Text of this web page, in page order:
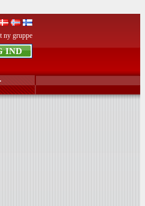
ny gruppe